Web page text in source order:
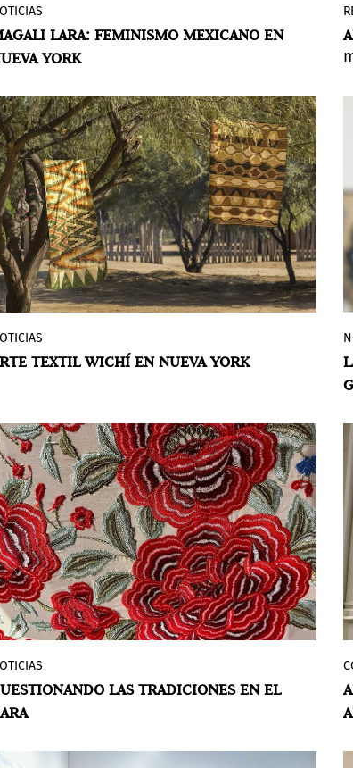
El Institute for Studies on Latin American
Art (ISLAA) presentaMagali Lara: Stitched
to the Body
clave en la carrera de esta artista
mexicana.
LARA: FEMINISMO MEXICANO EN
YORK
James Cohan presenta la primera
exposición individual en Nueva York de
comunidades wichí del norte de Salta,
Argentina. La muestra incluye nuevas
obras textiles que exploran temas
celestiales.
TEXTIL WICHÍ EN NUEVA YORK
La exposición de primavera de 2025 del
Center for Art, Research and Alliances
(CARA),
LAS TRADICIONES EN EL